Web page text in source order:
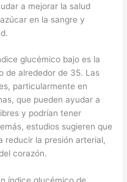
a mejorar la salud
en la sangre y
glucémico bajo es la
de alrededor de 35. Las
particularmente en
que pueden ayudar a
y podrían tener
estudios sugieren que
reducir la presión arterial,
corazón.